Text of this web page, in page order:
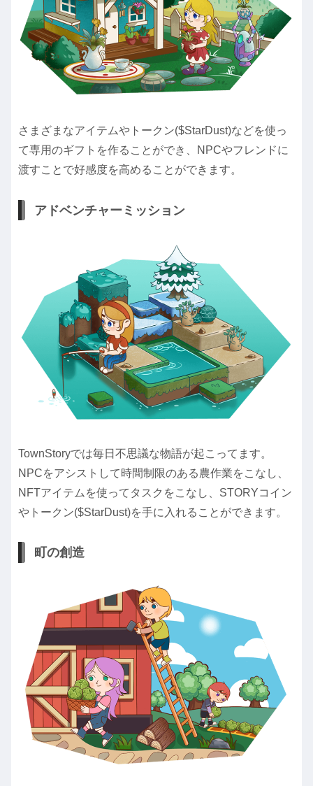
さまざまなアイテムやトークン($StarDust)などを使っ
て専用のギフトを作ることができ、NPCやフレンドに
渡すことで好感度を高めることができます。
アドベンチャーミッション
TownStoryでは毎日不思議な物語が起こってます。
NPCをアシストして時間制限のある農作業をこなし、
NFTアイテムを使ってタスクをこなし、STORYコイン
やトークン($StarDust)を手に入れることができます。
町の創造